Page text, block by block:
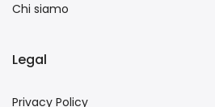
Chi siamo
Legal
Privacy Policy